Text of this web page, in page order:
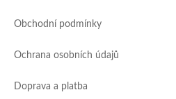
Obchodní podmínky
Ochrana osobních údajů
Doprava a platba